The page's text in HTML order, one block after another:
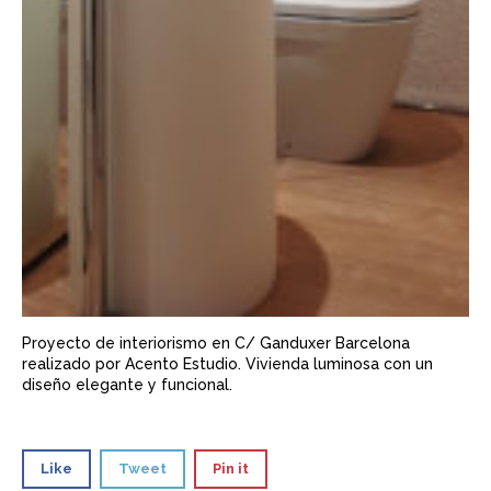
Proyecto de interiorismo en C/ Ganduxer Barcelona
realizado por Acento Estudio. Vivienda luminosa con un
diseño elegante y funcional.
Like Tweet Pin it